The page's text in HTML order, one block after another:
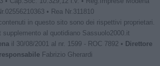
• Rea Nr.311810
in questo sito sono dei rispettivi proprietari.
supplemento al quotidiano Sassuolo2000.it
il 30/08/2001 al nr. 1599 - ROC 7892 • Direttore
responsabileFabrizio Gherardi